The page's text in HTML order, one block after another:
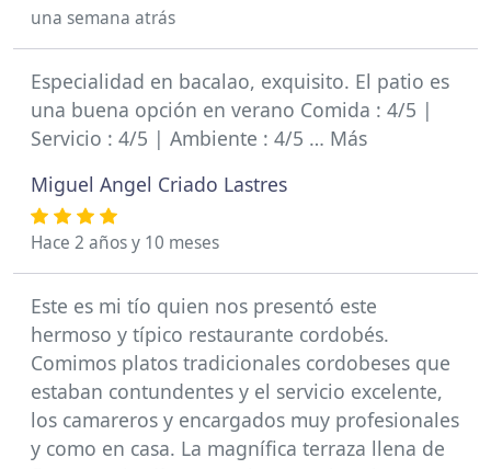
una semana atrás
Especialidad en bacalao, exquisito. El patio es
una buena opción en verano Comida : 4/5 |
Servicio : 4/5 | Ambiente : 4/5 … Más
Miguel Angel Criado Lastres
Hace 2 años y 10 meses
Este es mi tío quien nos presentó este
hermoso y típico restaurante cordobés.
Comimos platos tradicionales cordobeses que
estaban contundentes y el servicio excelente,
los camareros y encargados muy profesionales
y como en casa. La magnífica terraza llena de